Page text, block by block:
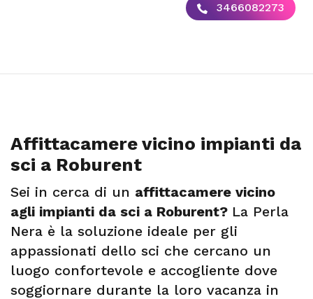
3466082273
Affittacamere vicino impianti da
sci a Roburent
Sei in cerca di un affittacamere vicino
agli impianti da sci a Roburent? La Perla
Nera è la soluzione ideale per gli
appassionati dello sci che cercano un
luogo confortevole e accogliente dove
soggiornare durante la loro vacanza in